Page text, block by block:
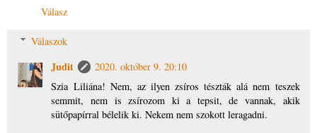
Válasz
Válaszok
Judit
2020. október 9. 20:10
Szia Liliána! Nem, az ilyen zsíros tészták alá nem teszek
semmit, nem is zsírozom ki a tepsit, de vannak, akik
sütőpapírral bélelik ki. Nekem nem szokott leragadni.